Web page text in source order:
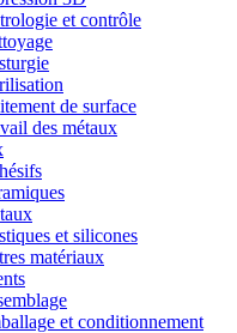
et contrôle
de surface
des métaux
et silicones
matériaux
et conditionnement